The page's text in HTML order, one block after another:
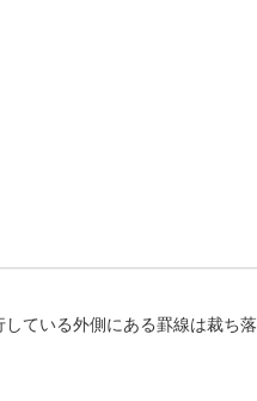
ている外側にある罫線は裁ち落